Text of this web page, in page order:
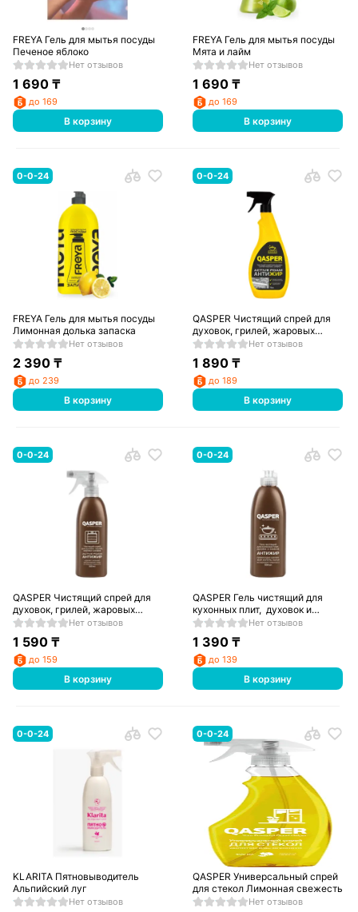
FREYA Гель для мытья посуды
Печеное яблоко
Нет отзывов
1 690₸
до 169
В корзину
FREYA Гель для мытья посуды
Мята и лайм
Нет отзывов
1 690 ₸
до 169
В корзину
0-0-24
FREYA Гель для мытья посуды
Лимонная долька запаска
Нет отзывов
2 390₸
до 239
В корзину
0-0-24
QASPER Чистящий спрей для
духовок, грилей, жаровых
шкафов Active foam 750 мл
Нет отзывов
1 890 ₸
до 189
В корзину
0-0-24
QASPER Чистящий спрей для
духовок, грилей, жаровых
шкафов Active foam 500 мл
Нет отзывов
1 590₸
до 159
В корзину
0-0-24
QASPER Гель чистящий для
кухонных плит, духовок и
казанов АнтиЖир 500 мл
Нет отзывов
1 390 ₸
до 139
В корзину
0-0-24
KLARITA Пятновыводитель
Альпийский луг
Нет отзывов
0-0-24
QASPER Универсальный спрей
для стекол Лимонная свежесть
Нет отзывов